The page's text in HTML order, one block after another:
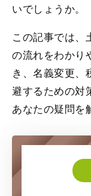
いでしょうか。
この記事では、
の流れをわかり
き、名義変更、
避するための対
あなたの疑問を